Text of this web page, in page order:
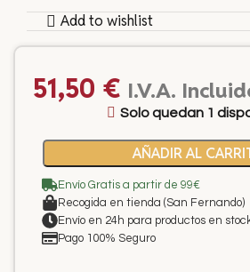
Add to wishlist
51,50 € I.V.A.
Solo quedan 1
AÑADIR AL
Envío Gratis a partir de 99€
Recogida en tienda (San Fernando)
Envío en 24h para productos en
Pago 100% Seguro